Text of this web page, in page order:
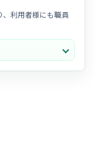
、利用者様にも職員
でフォローし合え
でケアに取り組む